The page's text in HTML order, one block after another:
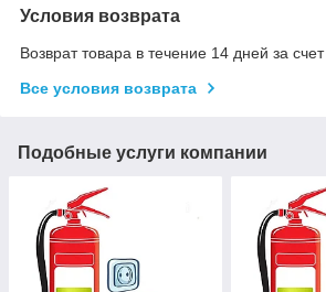
Условия возврата
Возврат товара в течение 14 дней за
Все условия возврата
Подобные услуги компании